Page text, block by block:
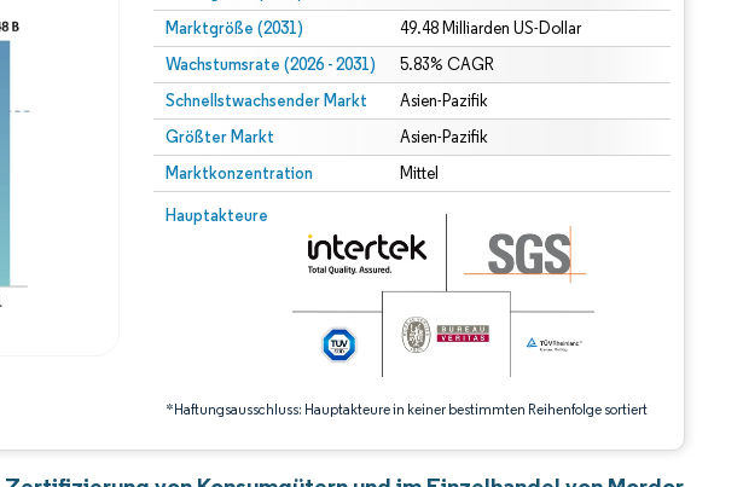
Marktgröße (2031) 49.48 Milliarden US-Dollar
Wachstumsrate (2026 - 2031) 5.83% CAGR
Schnellstwachsender Markt Asien-Pazifik
Größter Markt Asien-Pazifik
Marktkonzentration Mittel
Hauptakteure
*Haftungsausschluss: Hauptakteure in keiner bestimmten Reihenfolge sortiert
Bild © Mordor Intelligence. Wiederverwendung erfordert Namensnennung gemäß CC BY 4.0.
Wiederverwendung erfordert Namensnennung gemäß CC BY 4.0.